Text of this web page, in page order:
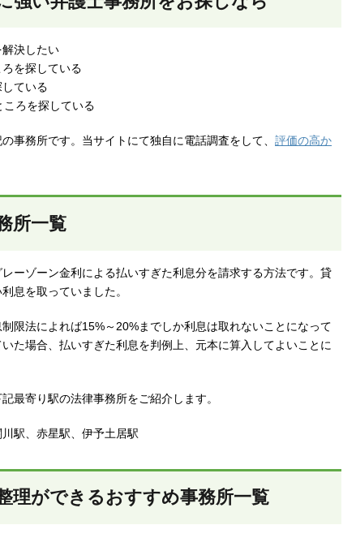
解決したい
を探している
ている
ころを探している
事務所です。当サイトにて独自に電話調査をして、 評価の高か
所一覧
ーゾーン金利による払いすぎた利息分を請求する方法です。貸
息を取っていました。
限法によれば15%～20%までしか利息は取れないことになって
た場合、払いすぎた利息を判例上、元本に算入してよいことに
最寄り駅の法律事務所をご紹介します。
駅、赤星駅、伊予土居駅
理ができるおすすめ事務所一覧